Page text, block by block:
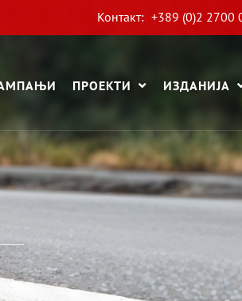
Контакт: +389 (0)2 2700
ПРОЕКТИ ИЗДАНИЈА